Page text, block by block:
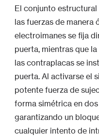
El conjunto
las fuerzas de manera
electroimanes se fija
puerta, mientras que
las contraplacas se
puerta. Al activarse el
potente fuerza de
forma simétrica en
garantizando un
cualquier intento de